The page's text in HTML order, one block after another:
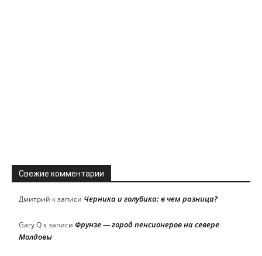
Свежие комментарии
Дмитрий к записи Черника и голубика: в чем разница?
Gary Q к записи Фрунзе — город пенсионеров на севере
Молдовы